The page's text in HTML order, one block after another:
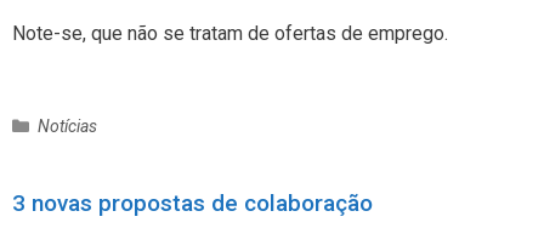
Note-se, que não se tratam de ofertas de emprego.
C
e
Notícias
3 novas propostas de colaboração